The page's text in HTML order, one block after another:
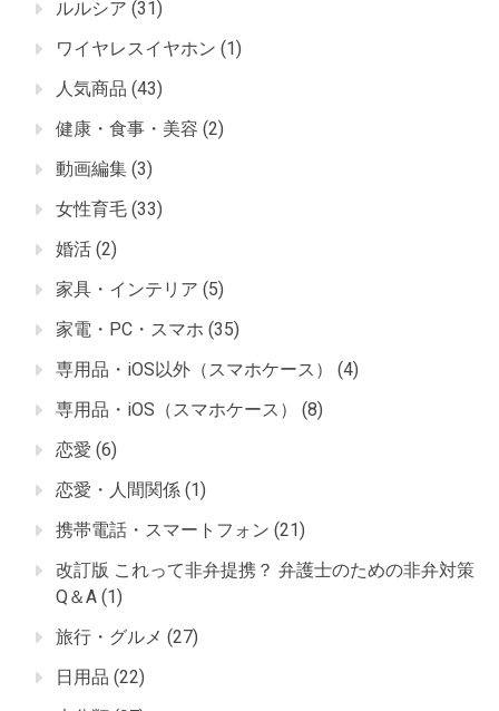
ルルシア (31)
ワイヤレスイヤホン (1)
人気商品 (43)
健康・食事・美容 (2)
動画編集 (3)
女性育毛 (33)
婚活 (2)
家具・インテリア (5)
家電・PC・スマホ (35)
専用品・iOS以外（スマホケース）
(4)
専用品・iOS（スマホケース）
(8)
恋愛 (6)
恋愛・人間関係 (1)
携帯電話・スマートフォン (21)
改訂版 これって非弁提携？ 弁護士のための非弁対策
Q＆A (1)
旅行・グルメ (27)
日用品 (22)